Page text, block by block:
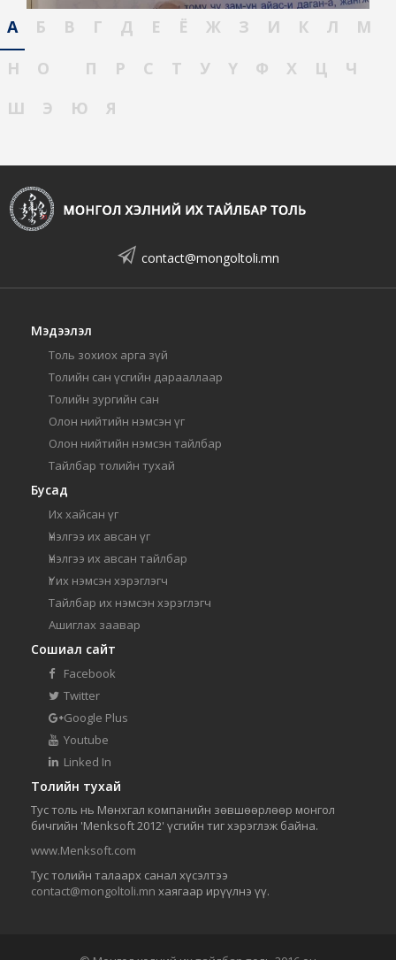
А Б В Г Д Е Ё Ж З И К Л
М
Н
О П Р С Т У Ү Ф Х Ц
Ч
Ш
Э Ю Я
contact@mongoltoli.mn
Мэдээлэл
Толь зохиох арга зүй
Толийн сан үсгийн дарааллаар
Толийн зургийн сан
Олон нийтийн нэмсэн үг
Олон нийтийн нэмсэн тайлбар
Тайлбар толийн тухай
Бусад
Их хайсан үг
Үнэлгээ их авсан үг
Үнэлгээ их авсан тайлбар
Үг их нэмсэн хэрэглэгч
Тайлбар их нэмсэн хэрэглэгч
Ашиглах заавар
Сошиал сайт
Facebook
Twitter
Google Plus
Youtube
Linked In
Толийн тухай
Тус толь нь Мөнхгал компанийн зөвшөөрлөөр монгол
бичгийн 'Menksoft 2012' үсгийн тиг хэрэглэж байна.
www.Menksoft.com
Тус толийн талаарх санал хүсэлтээ
contact@mongoltoli.mn хаягаар ирүүлнэ үү.